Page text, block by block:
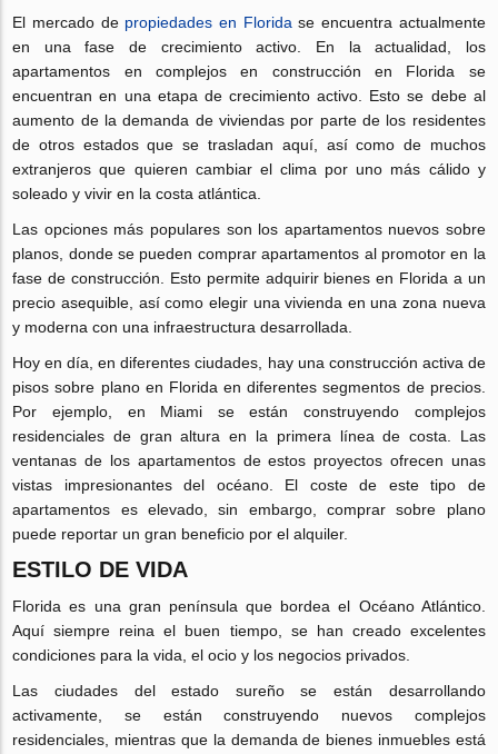
El mercado de propiedades en Floridase encuentra actualmente
en una fase de crecimiento activo. En la actualidad, los
apartamentos en complejos en construcción en Florida se
encuentran en una etapa de crecimiento activo. Esto se debe al
aumento de la demanda de viviendas por parte de los residentes
de otros estados que se trasladan aquí, así como de muchos
extranjeros que quieren cambiar el clima por uno más cálido y
soleado y vivir en la costa atlántica.
Las opciones más populares son los apartamentos nuevos sobre
planos, donde se pueden comprar apartamentos al promotor en la
fase de construcción. Esto permite adquirir bienes en Florida a un
precio asequible, así como elegir una vivienda en una zona nueva
y moderna con una infraestructura desarrollada.
Hoy en día, en diferentes ciudades, hay una construcción activa de
pisos sobre plano en Florida en diferentes segmentos de precios.
Por ejemplo, en Miami se están construyendo complejos
residenciales de gran altura en la primera línea de costa. Las
ventanas de los apartamentos de estos proyectos ofrecen unas
vistas impresionantes del océano. El coste de este tipo de
apartamentos es elevado, sin embargo, comprar sobre plano
puede reportar un gran beneficio por el alquiler.
ESTILO DE VIDA
Florida es una gran península que bordea el Océano Atlántico.
Aquí siempre reina el buen tiempo, se han creado excelentes
condiciones para la vida, el ocio y los negocios privados.
Las ciudades del estado sureño se están desarrollando
activamente, se están construyendo nuevos complejos
residenciales, mientras que la demanda de bienes inmuebles está